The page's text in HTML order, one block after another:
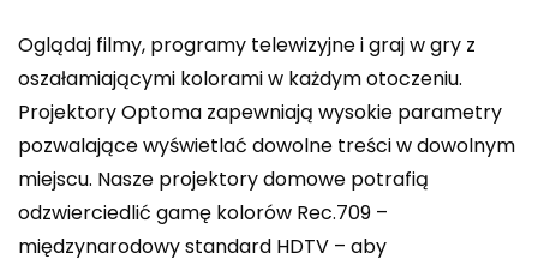
Oglądaj filmy, programy telewizyjne i graj w gry z
oszałamiającymi kolorami w każdym otoczeniu.
Projektory Optoma zapewniają wysokie parametry
pozwalające wyświetlać dowolne treści w dowolnym
miejscu. Nasze projektory domowe potrafią
odzwierciedlić gamę kolorów Rec.709 –
międzynarodowy standard HDTV – aby